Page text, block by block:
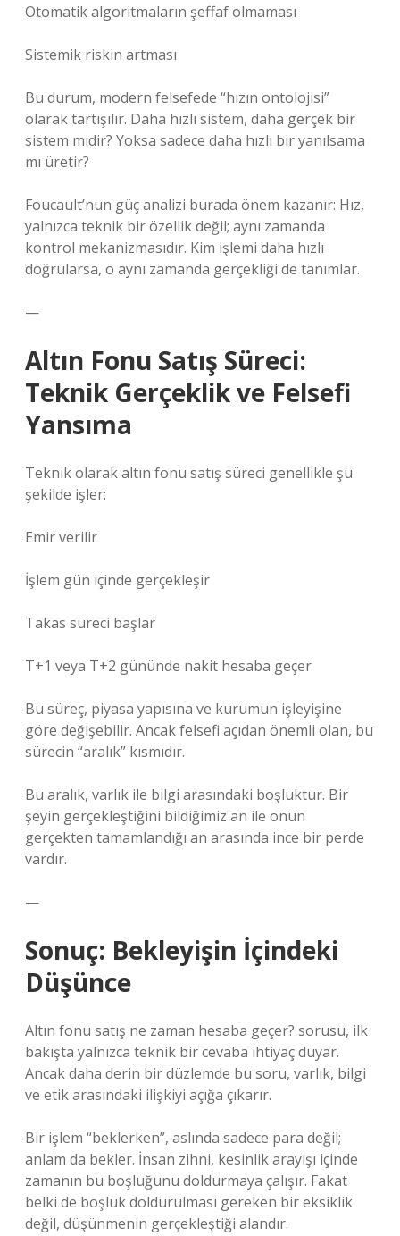
Otomatik algoritmaların şeffaf olmaması
Sistemik riskin artması
Bu durum, modern felsefede “hızın ontolojisi”
olarak tartışılır. Daha hızlı sistem, daha gerçek bir
sistem midir? Yoksa sadece daha hızlı bir yanılsama
mı üretir?
Foucault’nun güç analizi burada önem kazanır: Hız,
yalnızca teknik bir özellik değil; aynı zamanda
kontrol mekanizmasıdır. Kim işlemi daha hızlı
doğrularsa, o aynı zamanda gerçekliği de tanımlar.
—
Altın Fonu Satış Süreci:
Teknik Gerçeklik ve Felsefi
Yansıma
Teknik olarak altın fonu satış süreci genellikle şu
şekilde işler:
Emir verilir
İşlem gün içinde gerçekleşir
Takas süreci başlar
T+1 veya T+2 gününde nakit hesaba geçer
Bu süreç, piyasa yapısına ve kurumun işleyişine
göre değişebilir. Ancak felsefi açıdan önemli olan, bu
sürecin “aralık” kısmıdır.
Bu aralık, varlık ile bilgi arasındaki boşluktur. Bir
şeyin gerçekleştiğini bildiğimiz an ile onun
gerçekten tamamlandığı an arasında ince bir perde
vardır.
—
Sonuç: Bekleyişin İçindeki
Düşünce
Altın fonu satış ne zaman hesaba geçer? sorusu, ilk
bakışta yalnızca teknik bir cevaba ihtiyaç duyar.
Ancak daha derin bir düzlemde bu soru, varlık, bilgi
ve etik arasındaki ilişkiyi açığa çıkarır.
Bir işlem “beklerken”, aslında sadece para değil;
anlam da bekler. İnsan zihni, kesinlik arayışı içinde
zamanın bu boşluğunu doldurmaya çalışır. Fakat
belki de boşluk doldurulması gereken bir eksiklik
değil, düşünmenin gerçekleştiği alandır.